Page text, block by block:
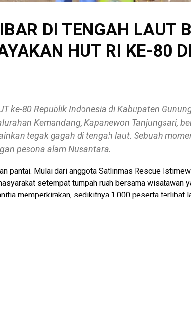
DI TENGAH LAUT
HUT RI KE-80
ke-80 Republik Indonesia di Kabupaten
Kemandang, Kapanewon Tanjungsari,
tegak gagah di tengah laut. Sebuah
pesona alam Nusantara.
pantai. Mulai dari anggota Satlinmas Rescue
setempat tumpah ruah bersama wisatawan
memperkirakan, sedikitnya 1.000 peserta terlibat